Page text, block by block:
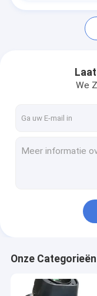
We
Onze Categorieën